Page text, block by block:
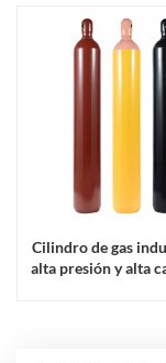
Cilindro de gas
alta presión y alta